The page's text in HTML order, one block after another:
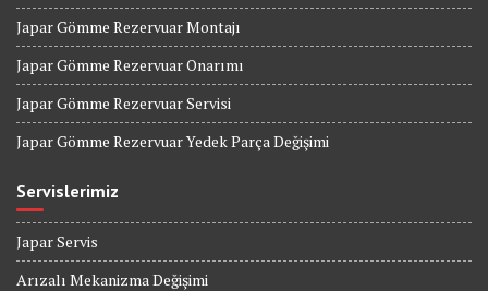
Japar Gömme Rezervuar Montajı
Japar Gömme Rezervuar Onarımı
Japar Gömme Rezervuar Servisi
Japar Gömme Rezervuar Yedek Parça Değişimi
Servislerimiz
Japar Servis
Arızalı Mekanizma Değişimi